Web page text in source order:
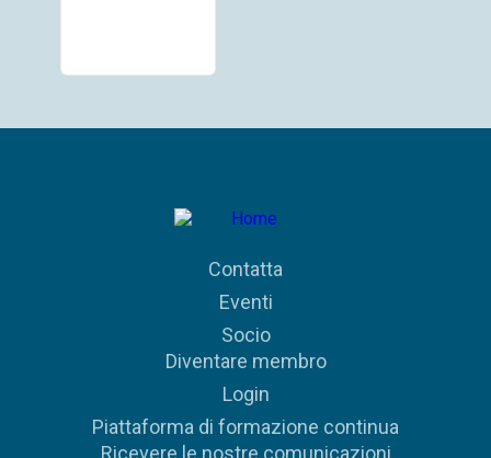
Contatta
Eventi
Socio
Diventare membro
Login
Piattaforma di formazione continua
Ricevere le nostre comunicazioni